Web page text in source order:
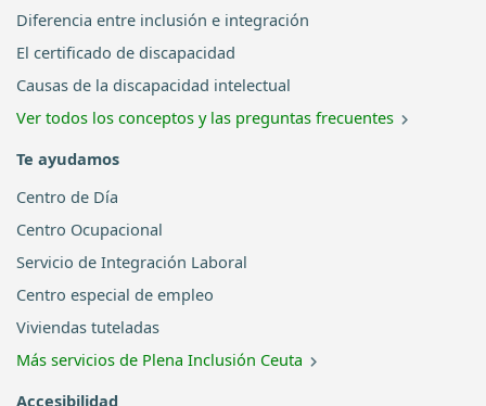
Diferencia entre inclusión e integración
El certificado de discapacidad
Causas de la discapacidad intelectual
Ver todos los conceptos y las preguntas frecuentes
Te ayudamos
Centro de Día
Centro Ocupacional
Servicio de Integración Laboral
Centro especial de empleo
Viviendas tuteladas
Más servicios de Plena Inclusión Ceuta
Accesibilidad